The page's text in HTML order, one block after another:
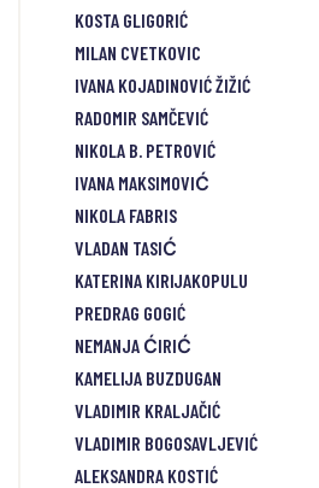
KOSTA GLIGORIĆ
MILAN CVETKOVIC
IVANA KOJADINOVIĆ ŽIŽIĆ
RADOMIR SAMČEVIĆ
NIKOLA B. PETROVIĆ
IVANA MAKSIMOVIĆ
NIKOLA FABRIS
VLADAN TASIĆ
KATERINA KIRIJAKOPULU
PREDRAG GOGIĆ
NEMANJA ĆIRIĆ
KAMELIJA BUZDUGAN
VLADIMIR KRALJAČIĆ
VLADIMIR BOGOSAVLJEVIĆ
ALEKSANDRA KOSTIĆ